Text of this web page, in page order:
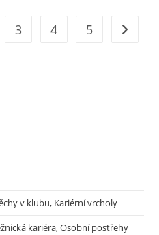
3 4 5 Go to
v klubu, Kariérní vrcholy
kariéra, Osobní postřehy